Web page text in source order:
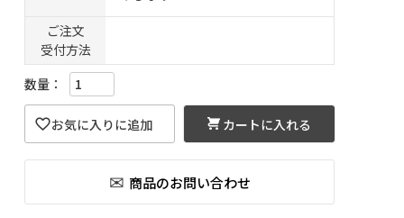
ご注文
受付方法
カートに入れる